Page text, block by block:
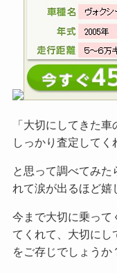
「大切にしてきた
しっかり査定してく
と思って調べてみ
れて涙が出るほど
今まで大切に乗って
てくれて、大切にし
をご存じでしょうか